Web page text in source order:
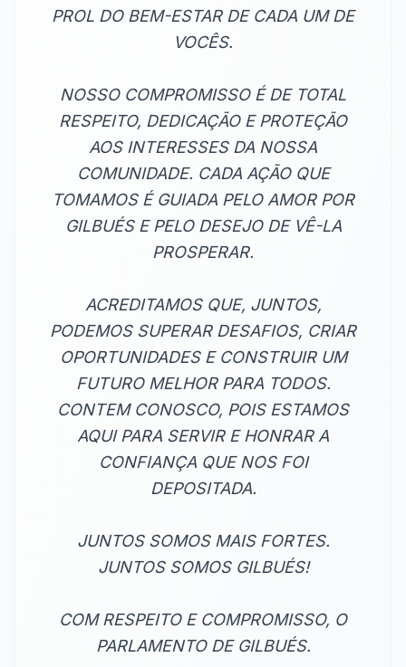
PROL DO BEM-ESTAR DE CADA UM DE
VOCÊS.
NOSSO COMPROMISSO É DE TOTAL
RESPEITO, DEDICAÇÃO E PROTEÇÃO
AOS INTERESSES DA NOSSA
COMUNIDADE. CADA AÇÃO QUE
TOMAMOS É GUIADA PELO AMOR POR
GILBUÉS E PELO DESEJO DE VÊ-LA
PROSPERAR.
ACREDITAMOS QUE, JUNTOS,
PODEMOS SUPERAR DESAFIOS, CRIAR
OPORTUNIDADES E CONSTRUIR UM
FUTURO MELHOR PARA TODOS.
CONTEM CONOSCO, POIS ESTAMOS
AQUI PARA SERVIR E HONRAR A
CONFIANÇA QUE NOS FOI
DEPOSITADA.
JUNTOS SOMOS MAIS FORTES.
JUNTOS SOMOS GILBUÉS!
COM RESPEITO E COMPROMISSO, O
PARLAMENTO DE GILBUÉS.